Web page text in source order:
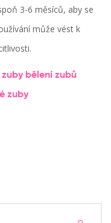
3-6 měsíců, aby se
může vést k
zuby bělení zubů
zuby